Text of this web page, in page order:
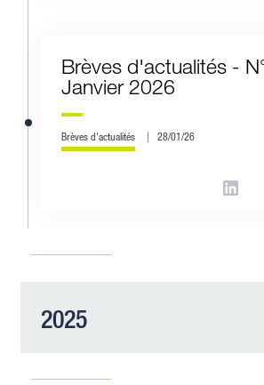
Brèves d'actualités -
Janvier 2026
Brèves d'actualités 28/01/26
2025